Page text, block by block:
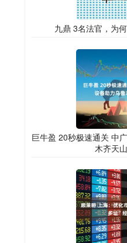
九鼎 3名法官，为
巨牛盈 20秒极速通关 中
木齐天